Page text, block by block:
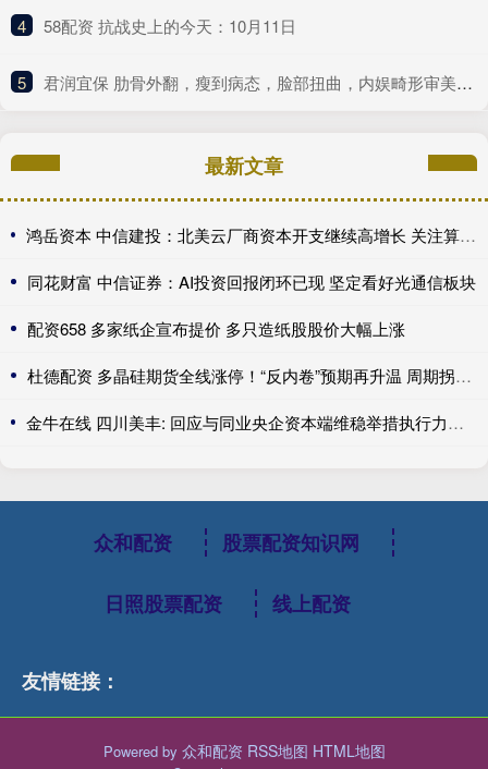
4 ​58配资 抗战史上的今天：10月11日
5 ​君润宜保 肋骨外翻，瘦到病态，脸部扭曲，内娱畸形审美什么时候是个头
最新文章
鸿岳资本 中信建投：北美云厂商资本开支继续高增长 关注算力超跌与高股息标的
同花财富 中信证券：AI投资回报闭环已现 坚定看好光通信板块
配资658 多家纸企宣布提价 多只造纸股股价大幅上涨
杜德配资 多晶硅期货全线涨停！“反内卷”预期再升温 周期拐点来了？
金牛在线 四川美丰: 回应与同业央企资本端维稳举措执行力度差距问题
众和配资 股票配资知识网
日照股票配资 线上配资
友情链接：
Powered by 众和配资 RSS地图 HTML地图